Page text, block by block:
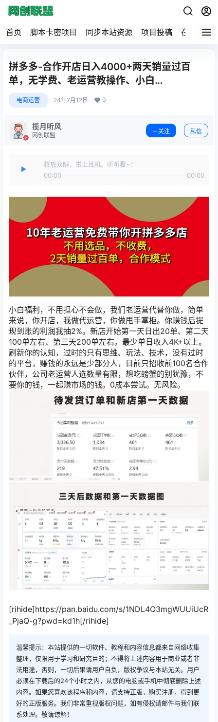
首页 脚本卡密项目 同步本站资源 项目投稿 在线工具
拼多多-合作开店日入4000+两天销量过百
单，无学费、老运营教操作、小白…
电商运营 24年7月12日 0
揽月听风
网创联盟
关注 私信
释放双眼，带上耳机，听听看~！
00:00
00:00
小白福利，不用担心不会做，我们老运营代替你做，简单
来说，你开店，我做代运营，你做甩手掌柜。你赚钱后提
现到账的利润我抽2%。新店开始第一天日出20单、第二天
100单左右、第三天200单左右。最少单日收入4K+以上。
刷新你的认知，过时的只有思维、玩法、技术，没有过时
的平台，赚钱的永远是少部分人，目前只招收前100名合作
伙伴，公司老运营人选数量有限，想吃螃蟹的别犹豫，不
要你的钱，一起赚市场的钱。0成本尝试。无风险。
[rihide]https://pan.baidu.com/s/1NDL4O3mgWUUiUcR
_PjaQ-g?pwd=kd1h[/rihide]
温馨提示：本站提供的一切软件、教程和内容信息都来自网络收集
整理，仅限用于学习和研究目的；不得将上述内容用于商业或者非
法用途，否则，一切后果请用户自负，版权争议与本站无关。用户
必须在下载后的24个小时之内，从您的电脑或手机中彻底删除上述
内容。如果您喜欢该程序和内容，请支持正版，购买注册，得到更
好的正版服务。我们非常重视版权问题，如有侵权请邮件与我们联
系处理。敬请谅解！